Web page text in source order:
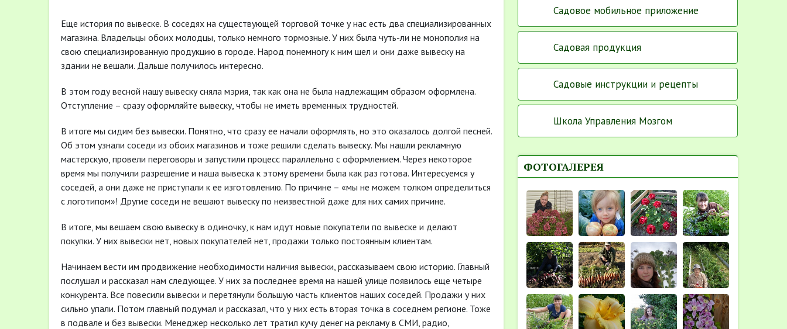
Еще история по вывеске. В соседях на существующей торговой точке у нас есть два специализированных
магазина. Владельцы обоих молодцы, только немного тормозные. У них была чуть-ли не монополия на
свою специализированную продукцию в городе. Народ понемногу к ним шел и они даже вывеску на
здании не вешали. Дальше получилось интересно.
В этом году весной нашу вывеску сняла мэрия, так как она не была надлежащим образом оформлена.
Отступление – сразу оформляйте вывеску, чтобы не иметь временных трудностей.
В итоге мы сидим без вывески. Понятно, что сразу ее начали оформлять, но это оказалось долгой песней.
Об этом узнали соседи из обоих магазинов и тоже решили сделать вывеску. Мы нашли рекламную
мастерскую, провели переговоры и запустили процесс параллельно с оформлением. Через некоторое
время мы получили разрешение и наша вывеска к этому времени была как раз готова. Интересуемся у
соседей, а они даже не приступали к ее изготовлению. По причине – «мы не можем толком определиться
с логотипом»! Другие соседи не вешают вывеску по неизвестной даже для них самих причине.
В итоге, мы вешаем свою вывеску в одиночку, к нам идут новые покупатели по вывеске и делают
покупки. У них вывески нет, новых покупателей нет, продажи только постоянным клиентам.
Начинаем вести им продвижение необходимости наличия вывески, рассказываем свою историю. Главный
послушал и рассказал нам следующее. У них за последнее время на нашей улице появилось еще четыре
конкурента. Все повесили вывески и перетянули большую часть клиентов наших соседей. Продажи у них
сильно упали. Потом главный подумал и рассказал, что у них есть вторая точка в соседнем регионе. Тоже
в подвале и без вывески. Менеджер несколько лет тратил кучу денег на рекламу в СМИ, радио,
Садовое мобильное приложение
Садовая продукция
Садовые инструкции и рецепты
Школа Управления Мозгом
ФОТОГАЛЕРЕЯ